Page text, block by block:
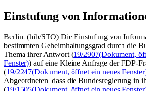
Einstufung von
Berlin: (hib/STO) Die Einstufung von
bestimmten Geheimhaltungsgrad durch die
Thema ihrer Antwort (19/2907(Dokument,
Fenster)) auf eine Kleine Anfrage der FDP-
(19/2247(Dokument, öffnet ein neues
Abgeordneten, dass die Bundesregierung in
(19/1505(Dokument, öffnet ein neues